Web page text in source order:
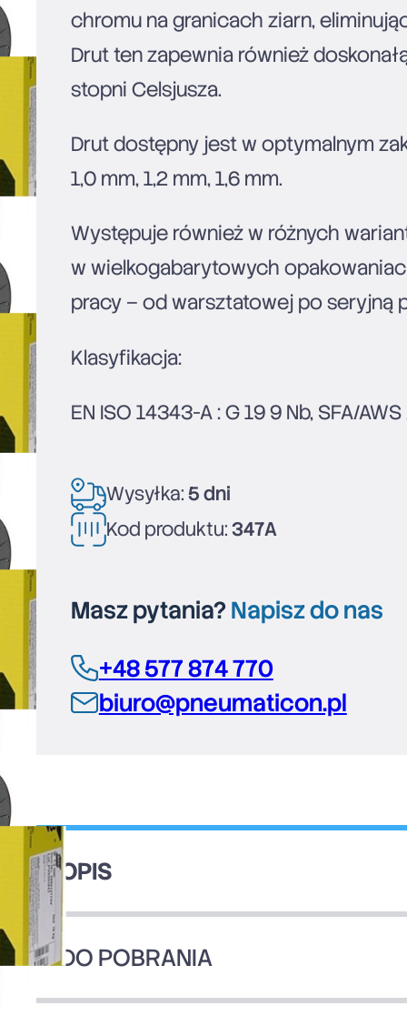
chromu na granicach ziarn,
Drut ten zapewnia również
stopni Celsjusza.
Drut dostępny jest w optymalnym
1,0 mm, 1,2 mm, 1,6 mm.
Występuje również w różnych
w wielkogabarytowych
pracy – od warsztatowej po seryjną
Klasyfikacja:
EN ISO 14343-A : G 19 9 Nb, SFA/
Wysyłka:5 dni
Kod produktu:347A
Masz pytania? Napisz do nas
+48 577 874 770
biuro@pneumaticon.pl
OPIS
DO POBRANIA